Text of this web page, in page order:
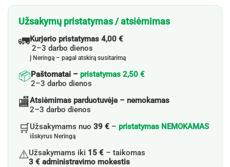
Užsakymų pristatymas / atsiėmimas
🚛Kurjerio pristatymas 4,00 €
2–3 darbo dienos
Į Neringą – pagal atskirą susitarimą
📦Paštomatai – pristatymas 2,50 €
2–3 darbo dienos
🏬Atsiėmimas parduotuvėje – nemokamas
2–3 darbo dienos
🛒Užsakymams nuo 39 € – pristatymas NEMOKAMAS
išskyrus Neringą
⚠️Užsakymams iki 15 € – taikomas
3 € administravimo mokestis